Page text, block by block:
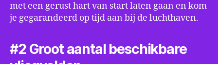
met een gerust hart van start laten gaan en kom
je gegarandeerd op tijd aan bij de luchthaven.
#2 Groot aantal beschikbare